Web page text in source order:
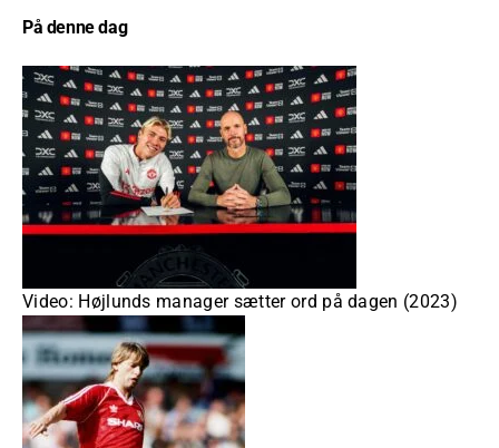
På denne dag
Video: Højlunds manager sætter ord på dagen (2023)